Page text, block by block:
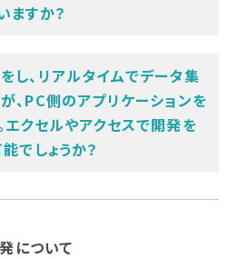
ますか？
し、リアルタイムでデータ集
、PC側のアプリケーションを
エクセルやアクセスで開発を
でしょうか？
について